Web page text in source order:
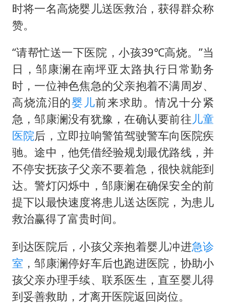
时将一名高烧婴儿送医救治，获得群众称
赞。
“请帮忙送一下医院，小孩39℃高烧。”当
日，邹康澜在南坪亚太路执行日常勤务
时，一位神色焦急的父亲抱着不满周岁、
高烧流泪的婴儿前来求助。情况十分紧
急，邹康澜没有犹豫，在确认要前往儿童
医院后，立即拉响警笛驾驶警车向医院疾
驰。途中，他凭借经验规划最优路线，并
不停安抚孩子父亲不要着急，很快就能到
达。警灯闪烁中，邹康澜在确保安全的前
提下以最快速度将患儿送达医院，为患儿
救治赢得了富贵时间。
到达医院后，小孩父亲抱着婴儿冲进急诊
室 ，邹康澜停好车后也跑进医院，协助小
孩父亲办理手续、联系医生，直至婴儿得
到妥善救助，才离开医院返回岗位。